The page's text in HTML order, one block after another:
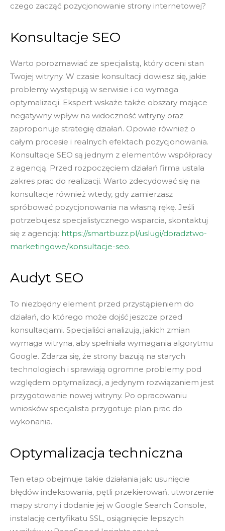
czego zacząć pozycjonowanie strony internetowej?
Konsultacje SEO
Warto porozmawiać ze specjalistą, który oceni stan
Twojej witryny. W czasie konsultacji dowiesz się, jakie
problemy występują w serwisie i co wymaga
optymalizacji. Ekspert wskaże także obszary mające
negatywny wpływ na widoczność witryny oraz
zaproponuje strategię działań. Opowie również o
całym procesie i realnych efektach pozycjonowania.
Konsultacje SEO są jednym z elementów współpracy
z agencją. Przed rozpoczęciem działań firma ustala
zakres prac do realizacji. Warto zdecydować się na
konsultacje również wtedy, gdy zamierzasz
spróbować pozycjonowania na własną rękę. Jeśli
potrzebujesz specjalistycznego wsparcia, skontaktuj
się z agencją: https://smartbuzz.pl/uslugi/doradztwo-
marketingowe/konsultacje-seo.
Audyt SEO
To niezbędny element przed przystąpieniem do
działań, do którego może dojść jeszcze przed
konsultacjami. Specjaliści analizują, jakich zmian
wymaga witryna, aby spełniała wymagania algorytmu
Google. Zdarza się, że strony bazują na starych
technologiach i sprawiają ogromne problemy pod
względem optymalizacji, a jedynym rozwiązaniem jest
przygotowanie nowej witryny. Po opracowaniu
wniosków specjalista przygotuje plan prac do
wykonania.
Optymalizacja techniczna
Ten etap obejmuje takie działania jak: usunięcie
błędów indeksowania, pętli przekierowań, utworzenie
mapy strony i dodanie jej w Google Search Console,
instalację certyfikatu SSL, osiągnięcie lepszych